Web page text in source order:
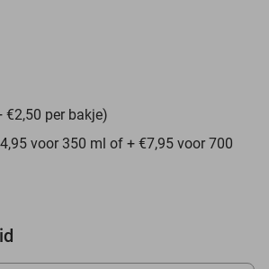
€2,50 per bakje)
voor 350 ml of + €7,95 voor 700